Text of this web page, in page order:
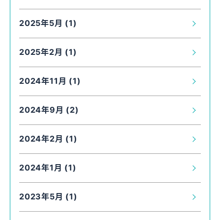
2025年5月 (1)
2025年2月 (1)
2024年11月 (1)
2024年9月 (2)
2024年2月 (1)
2024年1月 (1)
2023年5月 (1)